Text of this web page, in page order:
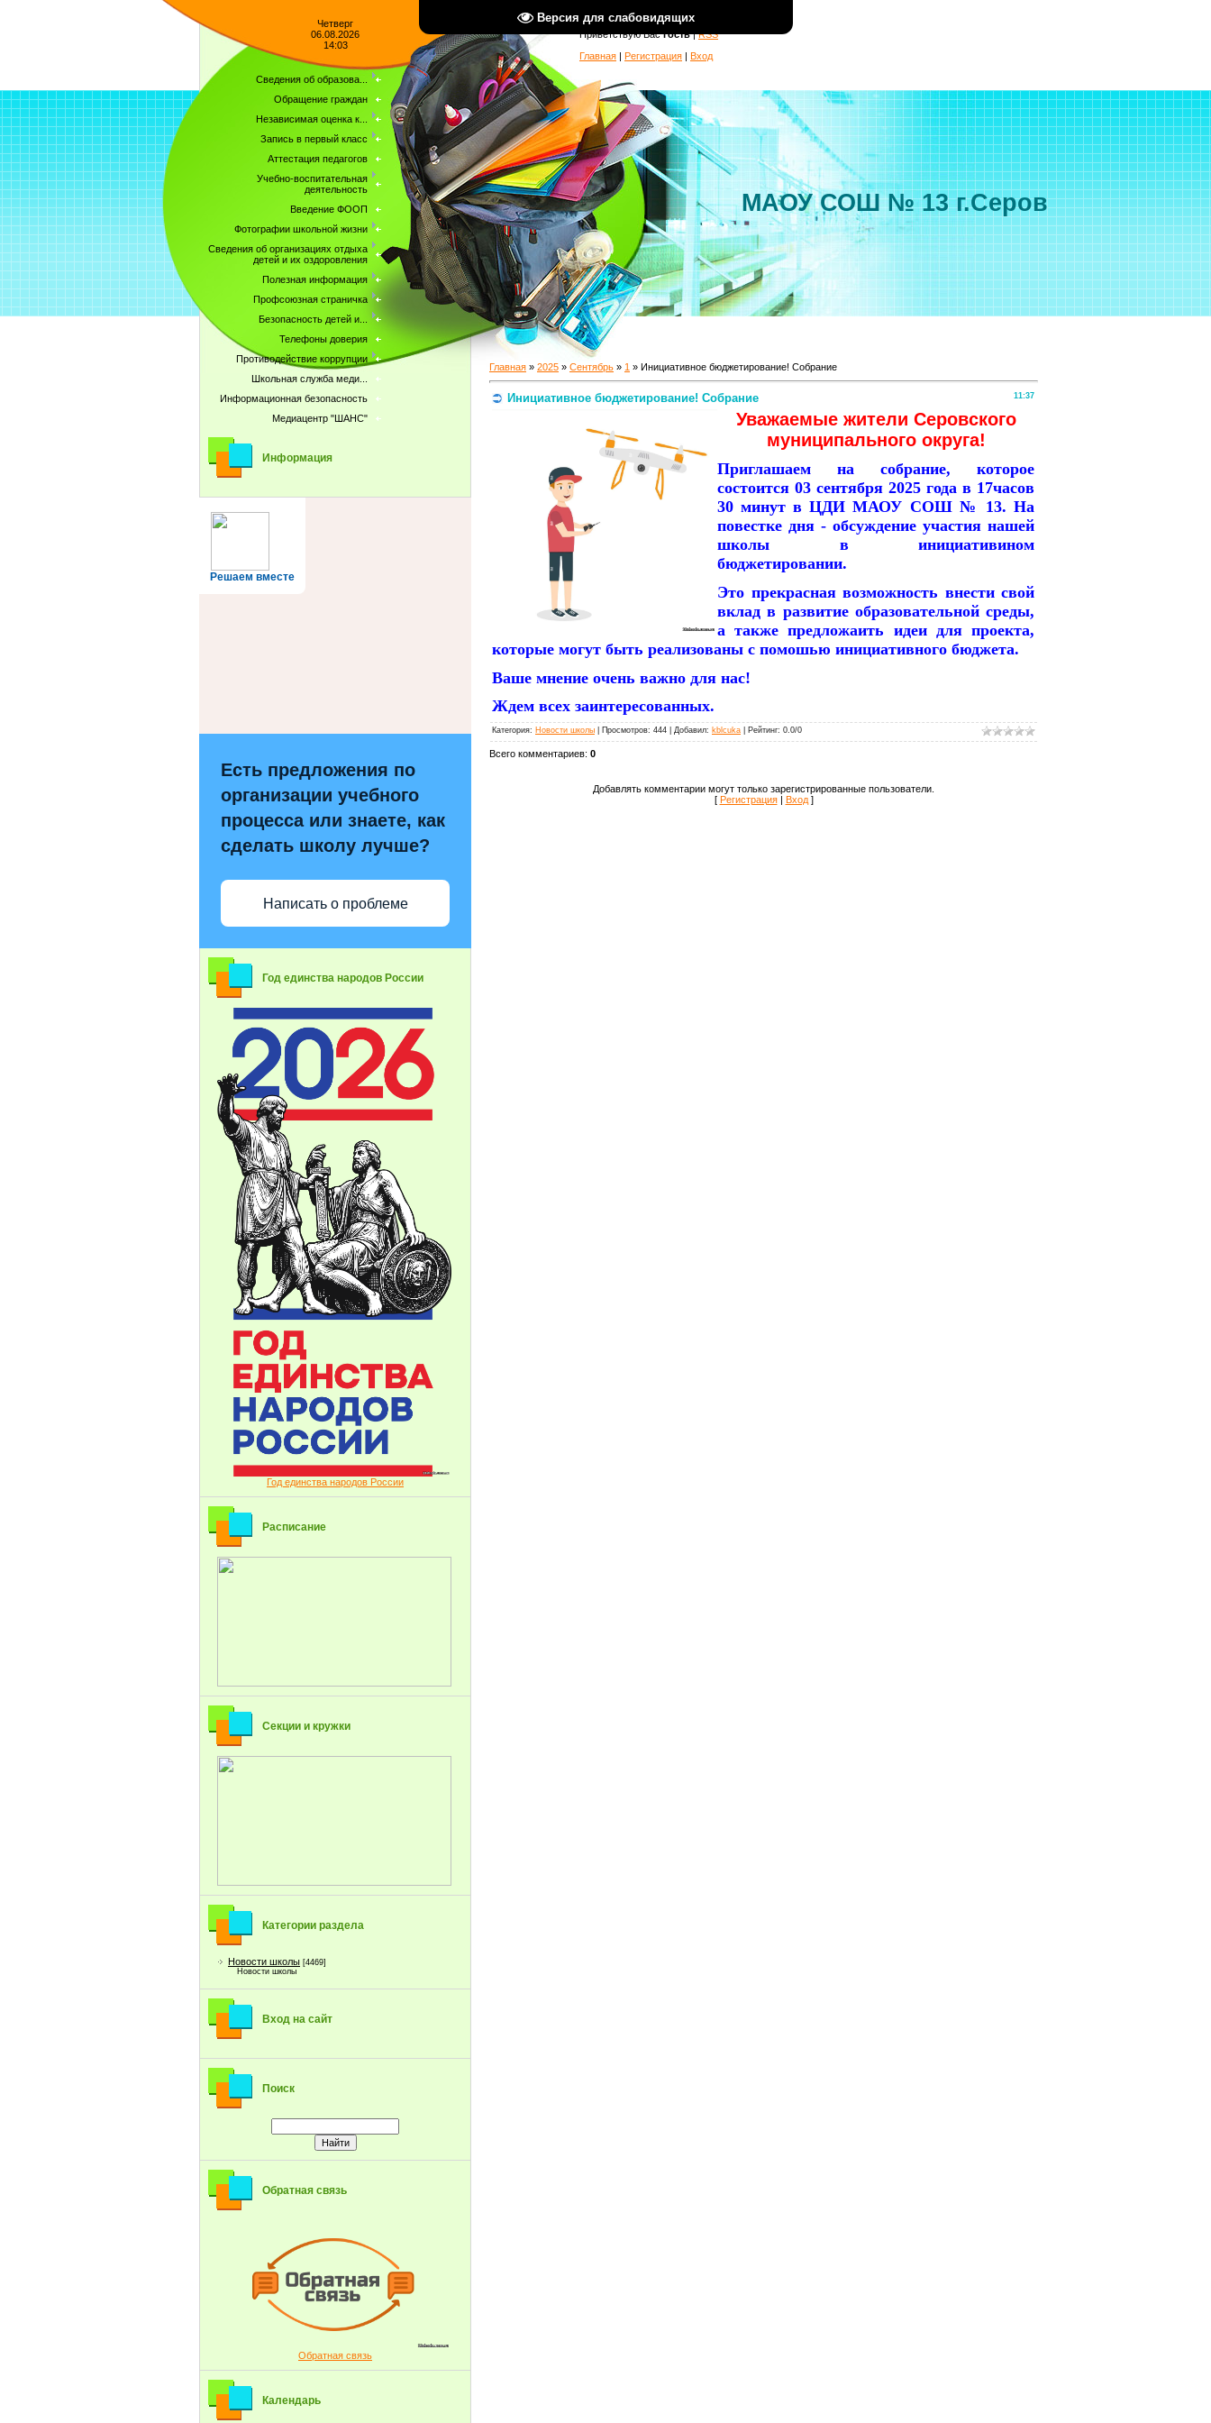
Версия для слабовидящих
Четверг
06.08.2026
14:03
Сведения об образова...
Обращение граждан
Независимая оценка к...
Запись в первый класс
Аттестация педагогов
Учебно-воспитательная
деятельность
Введение ФООП
Фотографии школьной жизни
Сведения об организациях отдыха
детей и их оздоровления
Полезная информация
Профсоюзная страничка
Безопасность детей и...
Телефоны доверия
Противодействие коррупции
Школьная служба меди...
Информационная безопасность
Медиацентр "ШАНС"
Информация
Решаем вместе
Есть предложения по
организации учебного
процесса или знаете, как
сделать школу лучше?
Написать о проблеме
Год единства народов России
Год единства народов России
Расписание
Секции и кружки
Категории раздела
Новости школы [4469]
Новости школы
Вход на сайт
Поиск
Обратная связь
Обратная связь
Календарь
Приветствую Вас Гость|RSS
Главная | Регистрация | Вход
МАОУ СОШ № 13 г.Серов
Главная » 2025 » Сентябрь » 1 » Инициативное бюджетирование! Собрание
11:37
Инициативное бюджетирование! Собрание
Уважаемые жители Серовского
муниципального округа!
Приглашаем на собрание, которое
состоится 03 сентября 2025 года в 17часов
30 минут в ЦДИ МАОУ СОШ № 13. На
повестке дня - обсуждение участия нашей
школы в инициативином
бюджетировании.
Это прекрасная возможность внести свой
вклад в развитие образовательной среды,
а также предложаить идеи для проекта,
которые могут быть реализованы с помошью инициативного бюджета.
Ваше мнение очень важно для нас!
Ждем всех заинтересованных.
Категория: Новости школы Просмотров: 444 Добавил: kblcuka Рейтинг: 0.0/0
Всего комментариев: 0
Добавлять комментарии могут только зарегистрированные пользователи.
[ Регистрация| Вход]